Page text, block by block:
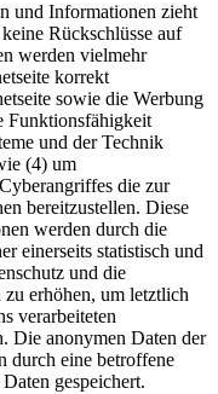
und Informationen zieht
Rückschlüsse auf
werden vielmehr
korrekt
sowie die Werbung
Funktionsfähigkeit
und der Technik
(4) um
die zur
bereitzustellen. Diese
werden durch die
einerseits statistisch und
und die
erhöhen, um letztlich
verarbeiteten
Die anonymen Daten der
durch eine betroffene
gespeichert.